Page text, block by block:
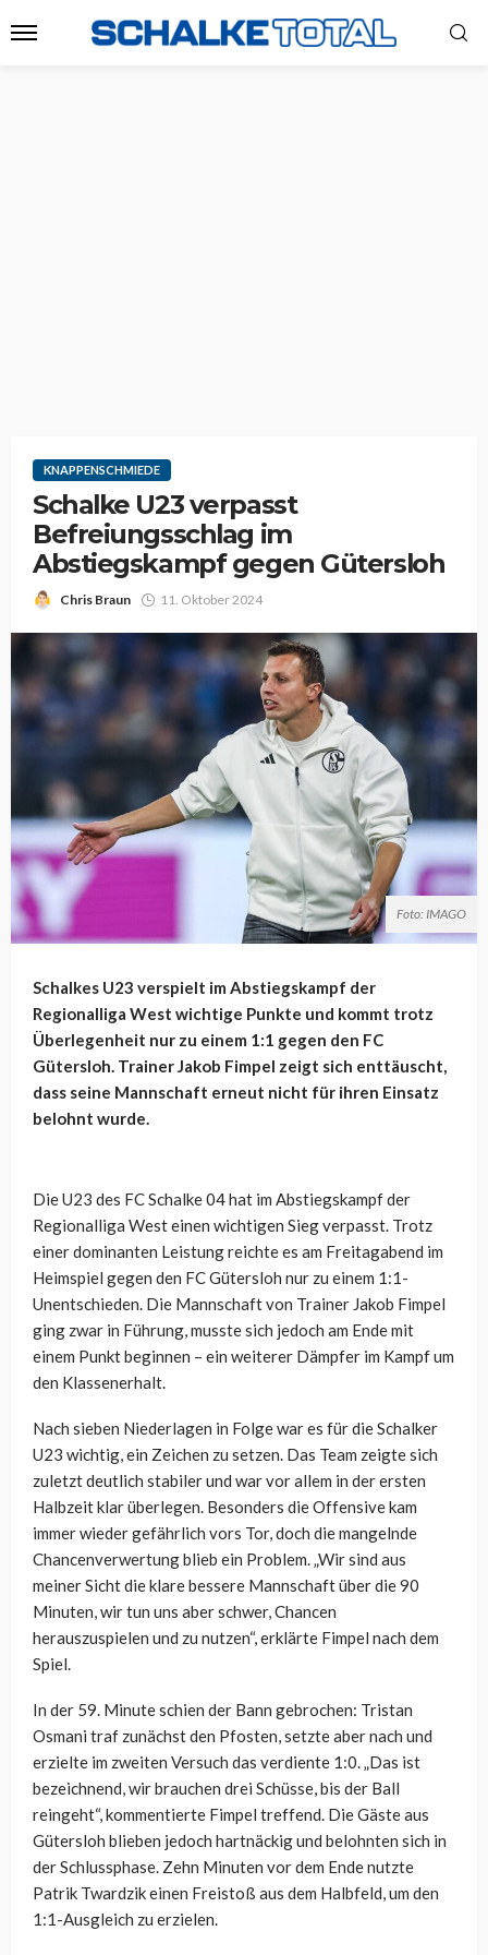
KNAPPENSCHMIEDE
Schalke U23 verpasst
Befreiungsschlag im
Abstiegskampf gegen Gütersloh
Chris Braun 11. Oktober 2024
Foto: IMAGO
Schalkes U23 verspielt im Abstiegskampf der
Regionalliga West wichtige Punkte und kommt trotz
Überlegenheit nur zu einem 1:1 gegen den FC
Gütersloh. Trainer Jakob Fimpel zeigt sich enttäuscht,
dass seine Mannschaft erneut nicht für ihren Einsatz
belohnt wurde.
Die U23 des FC Schalke 04 hat im Abstiegskampf der
Regionalliga West einen wichtigen Sieg verpasst. Trotz
einer dominanten Leistung reichte es am Freitagabend im
Heimspiel gegen den FC Gütersloh nur zu einem 1:1-
Unentschieden. Die Mannschaft von Trainer Jakob Fimpel
ging zwar in Führung, musste sich jedoch am Ende mit
einem Punkt beginnen – ein weiterer Dämpfer im Kampf um
den Klassenerhalt.
Nach sieben Niederlagen in Folge war es für die Schalker
U23 wichtig, ein Zeichen zu setzen. Das Team zeigte sich
zuletzt deutlich stabiler und war vor allem in der ersten
Halbzeit klar überlegen. Besonders die Offensive kam
immer wieder gefährlich vors Tor, doch die mangelnde
Chancenverwertung blieb ein Problem. „Wir sind aus
meiner Sicht die klare bessere Mannschaft über die 90
Minuten, wir tun uns aber schwer, Chancen
herauszuspielen und zu nutzen“, erklärte Fimpel nach dem
Spiel.
In der 59. Minute schien der Bann gebrochen: Tristan
Osmani traf zunächst den Pfosten, setzte aber nach und
erzielte im zweiten Versuch das verdiente 1:0. „Das ist
bezeichnend, wir brauchen drei Schüsse, bis der Ball
reingeht“, kommentierte Fimpel treffend. Die Gäste aus
Gütersloh blieben jedoch hartnäckig und belohnten sich in
der Schlussphase. Zehn Minuten vor dem Ende nutzte
Patrik Twardzik einen Freistoß aus dem Halbfeld, um den
1:1-Ausgleich zu erzielen.